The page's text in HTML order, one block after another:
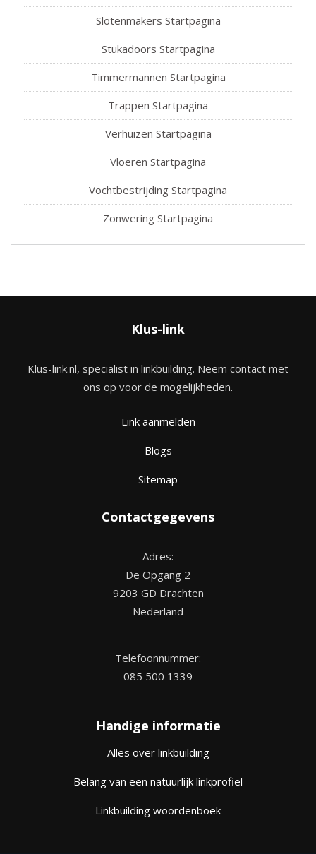
Slotenmakers Startpagina
Stukadoors Startpagina
Timmermannen Startpagina
Trappen Startpagina
Verhuizen Startpagina
Vloeren Startpagina
Vochtbestrijding Startpagina
Zonwering Startpagina
Klus-link
Klus-link.nl, specialist in linkbuilding. Neem contact met
ons op voor de mogelijkheden.
Link aanmelden
Blogs
Sitemap
Contactgegevens
Adres:
De Opgang 2
9203 GD Drachten
Nederland
Telefoonnummer:
085 500 1339
Handige informatie
Alles over linkbuilding
Belang van een natuurlijk linkprofiel
Linkbuilding woordenboek